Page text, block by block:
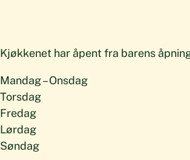
Kjøkkenet har åpent fra barens
Mandag – Onsdag
Torsdag
Fredag
Lørdag
Søndag